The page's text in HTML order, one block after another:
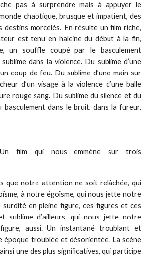
pas à surprendre mais à appuyer le
chaotique, brusque et impatient, des
destins morcelés. En résulte un film riche,
est tenu en haleine du début à la fin,
un souffle coupé par le basculement
dans la violence. Du sublime d’une
coup de feu. Du sublime d’une main sur
d’un visage à la violence d’une balle
rouge sang. Du sublime du silence et du
basculement dans le bruit, dans la fureur,
Un film qui nous emmène sur trois
que notre attention ne soit relâchée, qui
à notre égoïsme, qui nous jette notre
en pleine figure, ces figures et ces
sublime d’ailleurs, qui nous jette notre
aussi. Un instantané troublant et
troublée et désorientée. La scène
une des plus significatives, qui participe